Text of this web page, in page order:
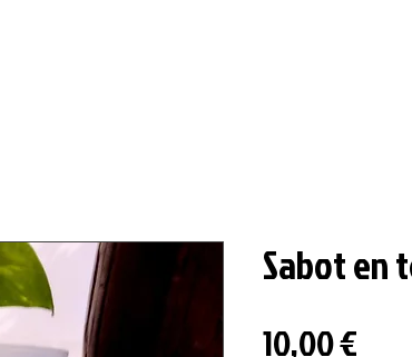
Sabot en
10,00 €